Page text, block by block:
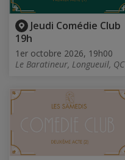
Jeudi Comédie Club
19h
1er octobre 2026, 19h00
Le Baratineur, Longueuil, QC